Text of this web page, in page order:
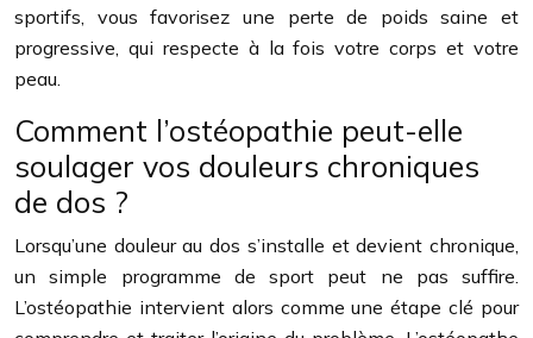
sportifs, vous favorisez une perte de poids saine et
progressive, qui respecte à la fois votre corps et votre
peau.
Comment l’ostéopathie peut-elle
soulager vos douleurs chroniques
de dos ?
Lorsqu’une douleur au dos s’installe et devient chronique,
un simple programme de sport peut ne pas suffire.
L’ostéopathie intervient alors comme une étape clé pour